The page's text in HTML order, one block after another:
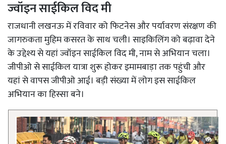
ज्वॉइन साईकिल विद मी
राजधानी लखनऊ में रविवार को फिटनेस और पर्यावरण संरक्षण की
जागरुकता मुहिम कसरत के साथ चली। साइकिलिंग को बढ़ावा देने
के उद्देश्य से यहां ज्वॉइन साईकिल विद मी, नाम से अभियान चला।
जीपीओ से साईकिल यात्रा शुरू होकर इमामबाड़ा तक पहुंची और
यहां से वापस जीपीओ आई। बड़ी संख्या में लोग इस साईकिल
अभियान का हिस्सा बने।